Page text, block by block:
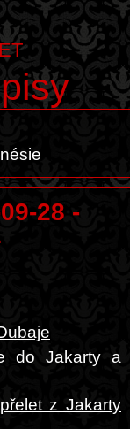
28 -
do Jakarty a
z Jakarty